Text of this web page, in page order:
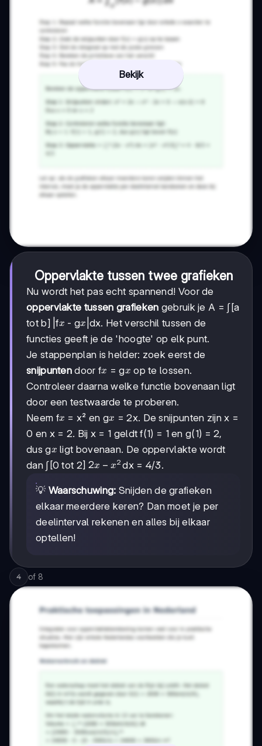
Bekijk
Oppervlakte tussen twee grafieken
Nu wordt het pas echt spannend! Voor de
oppervlakte tussen grafieken gebruik je A = ∫[a
tot b] |fx
x - gx
x |dx. Het verschil tussen de
functies geeft je de 'hoogte' op elk punt.
Je stappenplan is helder: zoek eerst de
snijpunten door fx
x = gx
x op te lossen.
Controleer daarna welke functie bovenaan ligt
door een testwaarde te proberen.
Neem fx
x = x² en gx
x = 2x. De snijpunten zijn x =
0 en x = 2. Bij x = 1 geldt f(1) = 1 en g(1) = 2,
dus gx
x ligt bovenaan. De oppervlakte wordt
dan ∫[0 tot 2] 2x
x²
2x − x2 dx = 4/3.
💡 Waarschuwing: Snijden de grafieken
elkaar meerdere keren? Dan moet je per
deelinterval rekenen en alles bij elkaar
optellen!
4 of 8